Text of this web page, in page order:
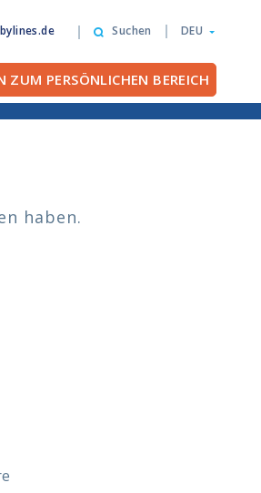
Suchen DEU
ZUM PERSÖNLICHEN BEREICH
haben.